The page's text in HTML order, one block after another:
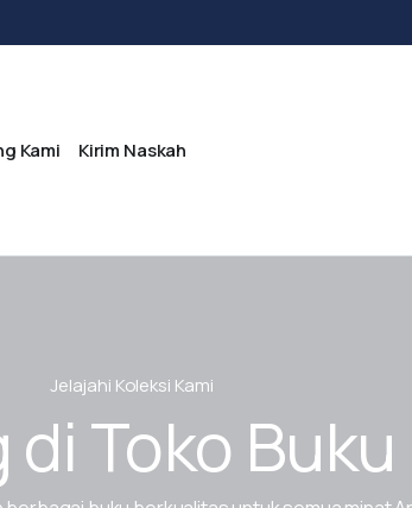
Kami Kirim Naskah
Jelajahi Koleksi Kami
Toko